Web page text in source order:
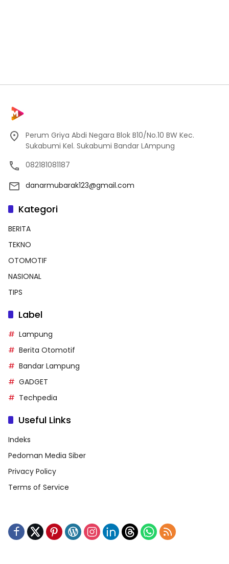
Perum Griya Abdi Negara Blok B10/No.10 BW Kec.
Sukabumi Kel. Sukabumi Bandar LAmpung
082181081187
danarmubarak123@gmail.com
Kategori
BERITA
TEKNO
OTOMOTIF
NASIONAL
TIPS
Label
Lampung
Berita Otomotif
Bandar Lampung
GADGET
Techpedia
Useful Links
Indeks
Pedoman Media Siber
Privacy Policy
Terms of Service